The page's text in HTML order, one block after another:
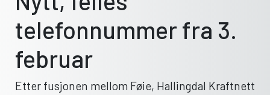
telefonnummer fra 3.
februar
Etter fusjonen mellom Føie, Hallingdal Kraftnett